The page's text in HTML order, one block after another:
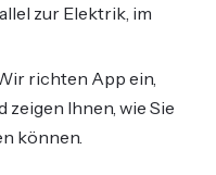
zur Elektrik, im
richten App ein,
Ihnen, wie Sie
können.